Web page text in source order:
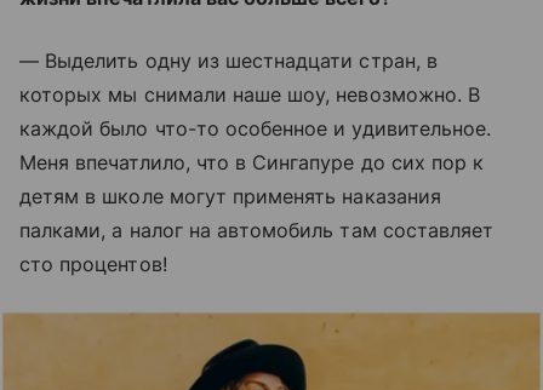
— Выделить одну из шестнадцати стран, в
которых мы снимали наше шоу, невозможно. В
каждой было что-то особенное и удивительное.
Меня впечатлило, что в Сингапуре до сих пор к
детям в школе могут применять наказания
палками, а налог на автомобиль там составляет
сто процентов!